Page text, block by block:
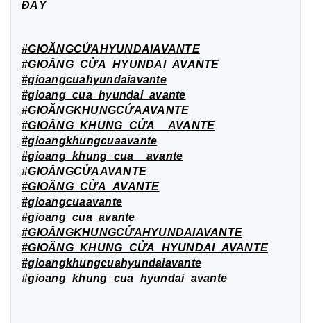
ĐÂY
#GIOĂNGCỬAHYUNDAIAVANTE
#GIOĂNG_CỬA_HYUNDAI_AVANTE
#gioangcuahyundaiavante
#gioang_cua_hyundai_avante
#GIOĂNGKHUNGCỬAAVANTE
#GIOĂNG_KHUNG_CỬA__AVANTE
#gioangkhungcuaavante
#gioang_khung_cua__avante
#GIOĂNGCỬAAVANTE
#GIOĂNG_CỬA_AVANTE
#gioangcuaavante
#gioang_cua_avante
#GIOĂNGKHUNGCỬAHYUNDAIAVANTE
#GIOĂNG_KHUNG_CỬA_HYUNDAI_AVANTE
#gioangkhungcuahyundaiavante
#gioang_khung_cua_hyundai_avante